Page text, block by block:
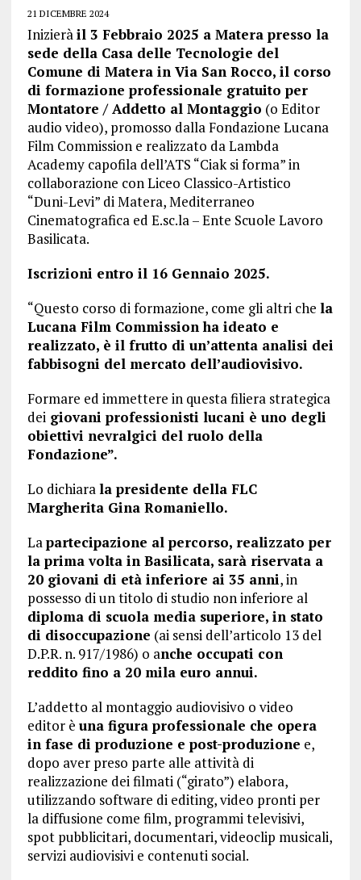
21 DICEMBRE 2024
Inizieràil 3 Febbraio 2025 a Matera presso la
sede della Casa delle Tecnologie del
Comune di Matera in Via San Rocco, il corso
di formazione professionale gratuito per
Montatore / Addetto al Montaggio (o Editor
audio video), promosso dalla Fondazione Lucana
Film Commission e realizzato da Lambda
Academy capofila dell’ATS “Ciak si forma” in
collaborazione con Liceo Classico-Artistico
“Duni-Levi” di Matera, Mediterraneo
Cinematografica ed E.sc.la – Ente Scuole Lavoro
Basilicata.
Iscrizioni entro il 16 Gennaio 2025.
“Questo corso di formazione, come gli altri che la
Lucana Film Commission ha ideato e
realizzato, è il frutto di un’attenta analisi dei
fabbisogni del mercato dell’audiovisivo.
Formare ed immettere in questa filiera strategica
deigiovani professionisti lucani è uno degli
obiettivi nevralgici del ruolo della
Fondazione”.
Lo dichiarala presidente della FLC
Margherita Gina Romaniello.
Lapartecipazione al percorso, realizzato per
la prima volta in Basilicata, sarà riservata a
20 giovani di età inferiore ai 35 anni, in
possesso di un titolo di studio non inferiore al
diploma di scuola media superiore, in stato
di disoccupazione (ai sensi dell’articolo 13 del
D.P.R. n. 917/1986) o anche occupati con
reddito fino a 20 mila euro annui.
L’addetto al montaggio audiovisivo o video
editor è una figura professionale che opera
in fase di produzione e post-produzione e,
dopo aver preso parte alle attività di
realizzazione dei filmati (“girato”) elabora,
utilizzando software di editing, video pronti per
la diffusione come film, programmi televisivi,
spot pubblicitari, documentari, videoclip musicali,
servizi audiovisivi e contenuti social.